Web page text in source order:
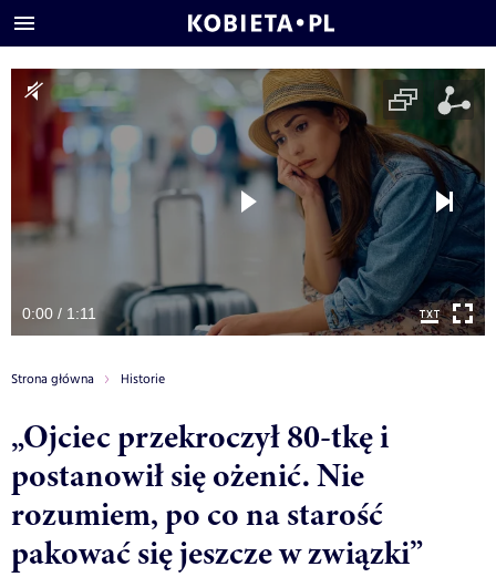
0:00 / 1:11
Strona główna Historie
„Ojciec przekroczył 80-tkę i
postanowił się ożenić. Nie
rozumiem, po co na starość
pakować się jeszcze w związki”